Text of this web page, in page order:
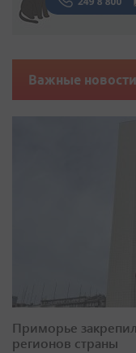
Важные новости
Приморье
регионов страны